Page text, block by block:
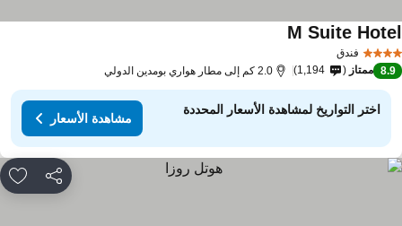
فندق
M Suite
8.9 ممتاز 1,194 2.0 كم إلى مطار هواري بومدين الدولي
اختر التواريخ لمشاهدة الأسعار المحددة
مشاهدة الأسعار
مشاركة